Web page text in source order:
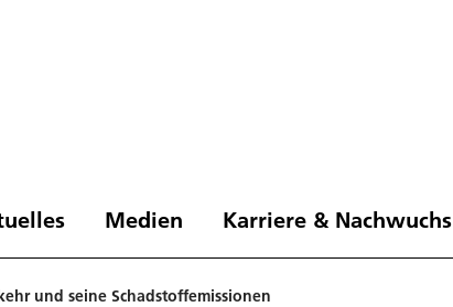
Medien Karriere & Nachwuchs
und seine Schadstoffemissionen